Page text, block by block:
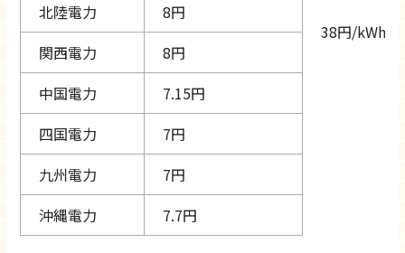
38円/kWh
北陸電力
8円
関西電力
8円
中国電力
7.15円
四国電力
7円
九州電力
7円
沖縄電力
7.7円